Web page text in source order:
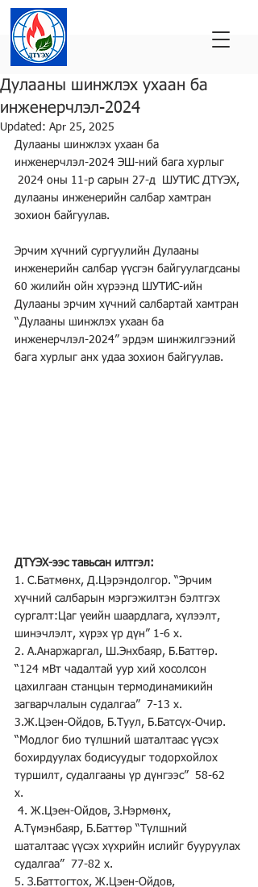
Дулааны шинжлэх ухаан ба
инженерчлэл-2024
Updated: Apr 25, 2025
Дулааны шинжлэх ухаан ба
инженерчлэл-2024 ЭШ-ний бага хурлыг
2024 оны 11-р сарын 27-д  ШУТИС ДТҮЭХ,
дулааны инженерийн салбар хамтран
зохион байгуулав.
Эрчим хүчний сургуулийн Дулааны
инженерийн салбар үүсгэн байгуулагдсаны
60 жилийн ойн хүрээнд ШУТИС-ийн
Дулааны эрчим хүчний салбартай хамтран
“Дулааны шинжлэх ухаан ба
инженерчлэл-2024” эрдэм шинжилгээний
бага хурлыг анх удаа зохион байгуулав.
ДТҮЭХ-ээс тавьсан илтгэл:
1. С.Батмөнх, Д.Цэрэндолгор. “Эрчим
хүчний салбарын мэргэжилтэн бэлтгэх
сургалт:Цаг үеийн шаардлага, хүлээлт,
шинэчлэлт, хүрэх үр дүн” 1-6 х.
2. А.Анаржаргал, Ш.Энхбаяр, Б.Баттөр.
“124 мВт чадалтай уур хий хосолсон
цахилгаан станцын термодинамикийн
загварчлалын судалгаа”  7-13 х.
3.Ж.Цэен-Ойдов, Б.Туул, Б.Батсүх-Очир.
“Модлог био түлшний шаталтаас үүсэх
бохирдуулах бодисуудыг тодорхойлох
туршилт, судалгааны үр дүнгээс”  58-62
х.
4. Ж.Цэен-Ойдов, З.Нэрмөнх,
А.Түмэнбаяр, Б.Баттөр “Түлшний
шаталтаас үүсэх хүхрийн ислийг бууруулах
судалгаа”  77-82 х.
5. З.Баттогтох, Ж.Цэен-Ойдов,